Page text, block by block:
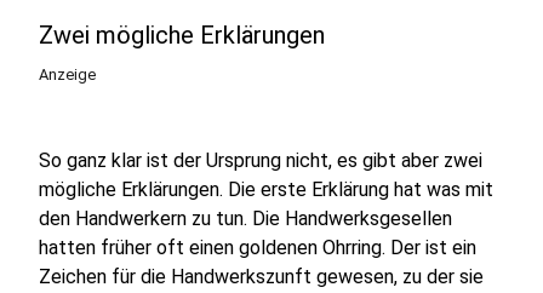
Zwei mögliche Erklärungen
Anzeige
So ganz klar ist der Ursprung nicht, es gibt aber zwei
mögliche Erklärungen. Die erste Erklärung hat was mit
den Handwerkern zu tun. Die Handwerksgesellen
hatten früher oft einen goldenen Ohrring. Der ist ein
Zeichen für die Handwerkszunft gewesen, zu der sie